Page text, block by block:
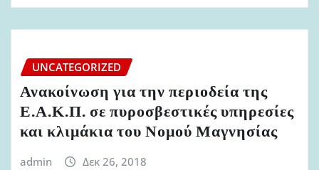
UNCATEGORIZED
Ανακοίνωση για την περιοδεία της
Ε.Α.Κ.Π. σε πυροσβεστικές υπηρεσίες
και κλιμάκια του Νομού Μαγνησίας
admin Δεκ 26, 2018